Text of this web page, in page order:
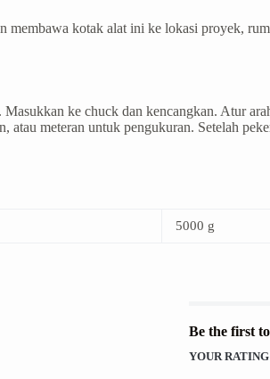
kotak alat ini ke lokasi proyek,
ke chuck dan kencangkan. Atur
meteran untuk pengukuran. Setelah
5000 g
Be the first
YOUR